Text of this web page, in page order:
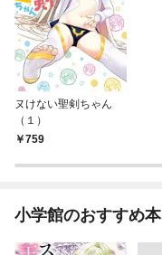
ヌけない聖剣ちゃん
（１）
759
小学館のおすすめ本